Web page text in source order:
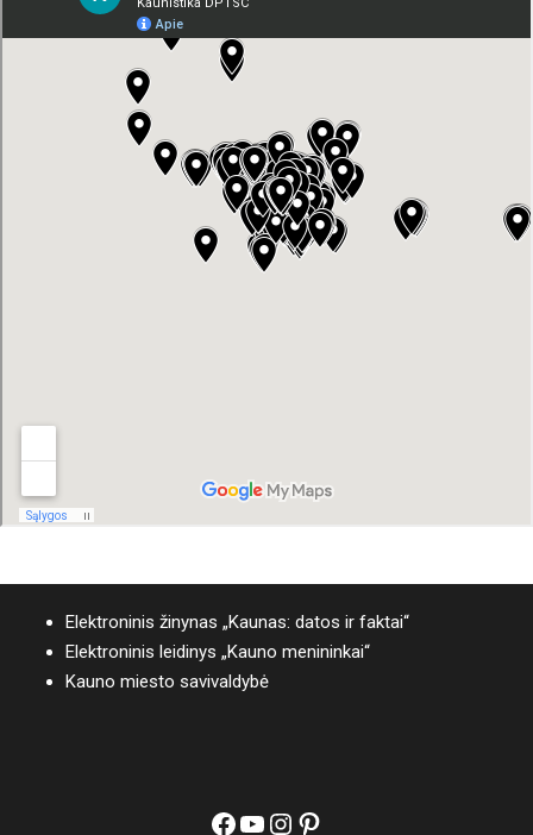
Elektroninis žinynas „Kaunas: datos ir faktai“
Elektroninis leidinys „Kauno menininkai“
Kauno miesto savivaldybė
Facebook
YouTube
Instagram
Pinterest